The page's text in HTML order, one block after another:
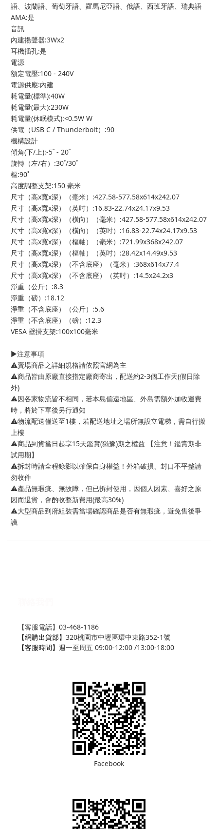
語、波蘭語、葡萄牙語、羅馬尼亞語、俄語、西班牙語、瑞典語
AMA:是
音訊
內建揚聲器:3Wx2
耳機插孔:是
電源
額定電壓:100 - 240V
電源供應:內建
耗電量(標準):40W
耗電量(最大):230W
耗電量(休眠模式):<0.5W W
供電（USB C / Thunderbolt）:90
機構設計
傾角(下/上):-5˚ - 20˚
旋轉（左/右）:30˚/30˚
樞:90˚
高度調整支架:150 毫米
尺寸（高x寬x深）（毫米）:427.58-577.58x614x242.07
尺寸（高x寬x深）（英吋）:16.83-22.74x24.17x9.53
尺寸（高x寬x深）（橫向）（毫米）:427.58-577.58x614x242.07
尺寸（高x寬x深）（橫向）（英吋）:16.83-22.74x24.17x9.53
尺寸（高x寬x深）（樞軸）（毫米）:721.99x368x242.07
尺寸（高x寬x深）（樞軸）（英吋）:28.42x14.49x9.53
尺寸（高x寬x深）（不含底座）（毫米）:368x614x77.4
尺寸（高x寬x深）（不含底座）（英吋）:14.5x24.2x3
淨重（公斤）:8.3
淨重（磅）:18.12
淨重（不含底座）（公斤）:5.6
淨重（不含底座）（磅）:12.3
VESA 壁掛支架:100x100毫米
▶️注意事項
⚠️賣場商品之詳細規格請依照官網為主
⚠️商品皆由原廠直接指定廠商寄出，配送約2-3個工作天(假日除
外)
⚠️因各家物流皆不相同，若本島偏遠地區、外島需額外加收運費
時，將於下單後另行通知
⚠️物流配送僅送至1樓，若配送地址之場所無設立電梯，需自行搬
上樓
⚠️商品到貨當日起享15天鑑賞(猶豫)期之權益 【注意！鑑賞期非
試用期】
⚠️拆封時請全程錄影以確保自身權益！外箱破損、封口不平整請
勿收件
⚠️產品無瑕疵、無故障，但已拆封使用，因個人因素、喜好之原
因而退貨，會酌收整新費用(最高30%)
⚠️大型商品到府組裝需當場確認商品是否有無瑕疵，避免售後爭
議
【客服電話】03-468-1186
【網購出貨部】 320桃園市中壢區環中東路352-1號
【客服時間】 週一至周五 09:00-12:00 /13:00-18:00
Facebook